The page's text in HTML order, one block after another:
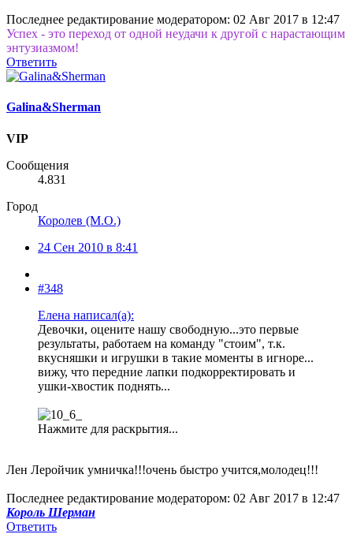
Последнее редактирование модератором: 02 Авг 2017 в 12:47
Успех - это переход от одной неудачи к другой с нарастающим
энтузиазмом!
Ответить
Galina&Sherman
VIP
Сообщения
4.831
Город
Королев (М.О.)
24 Сен 2010 в 8:41
#348
Елена написал(а):
Девочки, оцените нашу свободную...это первые
результаты, работаем на команду "стоим", т.к.
вкусняшки и игрушки в такие моменты в игноре...
вижу, что передние лапки подкорректировать и
ушки-хвостик поднять...
Нажмите для раскрытия...
Лен Леройчик умничка!!!очень быстро учится,молодец!!!
Последнее редактирование модератором: 02 Авг 2017 в 12:47
Король Шерман
Ответить